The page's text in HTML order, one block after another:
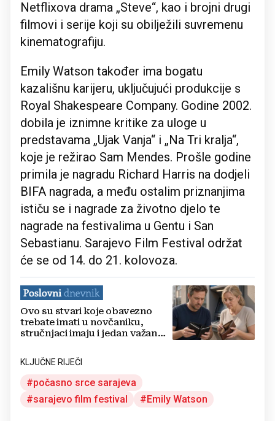
Netflixova drama „Steve“, kao i brojni drugi
filmovi i serije koji su obilježili suvremenu
kinematografiju.
Emily Watson također ima bogatu
kazališnu karijeru, uključujući produkcije s
Royal Shakespeare Company. Godine 2002.
dobila je iznimne kritike za uloge u
predstavama „Ujak Vanja“ i „Na Tri kralja“,
koje je režirao Sam Mendes. Prošle godine
primila je nagradu Richard Harris na dodjeli
BIFA nagrada, a među ostalim priznanjima
ističu se i nagrade za životno djelo te
nagrade na festivalima u Gentu i San
Sebastianu. Sarajevo Film Festival održat
će se od 14. do 21. kolovoza.
Ovo su stvari koje obavezno
trebate imati u novčaniku,
stručnjaci imaju i jedan važan
KLJUČNE RIJEČI
počasno srce sarajeva
sarajevo film festival
Emily Watson